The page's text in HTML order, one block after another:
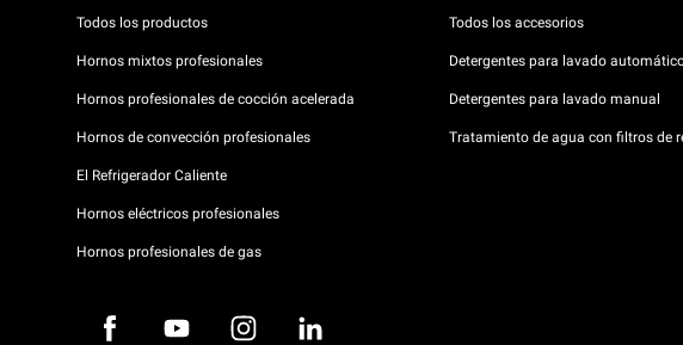
Todos los productos
Hornos mixtos profesionales
Hornos profesionales de cocción acelerada
Hornos de convección profesionales
El Refrigerador Caliente
Hornos eléctricos profesionales
Hornos profesionales de gas
Todos los accesorios
Detergentes para lavado
Detergentes para lavado manual
Tratamiento de agua con filtros de